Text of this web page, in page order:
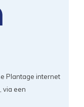
Plantage internet
via een